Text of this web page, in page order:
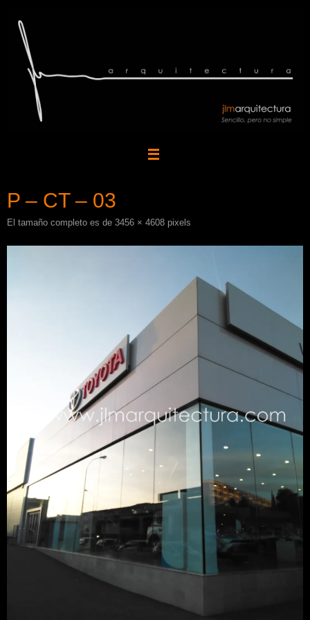
contenido
P – CT – 03
El tamaño completo es de 3456 × 4608 pixels